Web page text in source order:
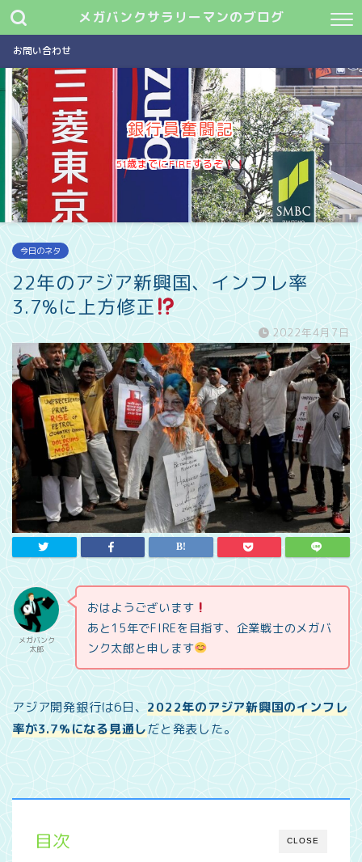
メガバンクサラリーマンのブログ
お問い合わせ
銀行員奮闘記
51歳までにFIREするぞ
今日のネタ
22年のアジア新興国、インフレ率
3.7%に上方修正
2022年4月7日
メガバンク
太郎
おはようございます
あと15年でFIREを目指す、企業戦士のメガバ
ンク太郎と申します
アジア開発銀行は6日、2022年のアジア新興国のインフレ
率が3.7%になる見通しだと発表した。
CLOSE
目次